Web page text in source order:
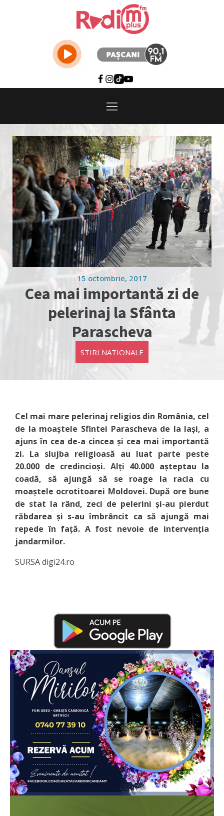
15 octombrie, 2017
Cea mai importantă zi de
pelerinaj la Sfânta
Parascheva
STIRI NATIONALE
Cel mai mare pelerinaj religios din România, cel
de la moaştele Sfintei Parascheva de la Iaşi, a
ajuns în cea de-a cincea şi cea mai importantă
zi. La slujba religioasă au luat parte peste
20.000 de credincioşi. Alţi 40.000 aşteptau la
coadă, să ajungă să se roage la racla cu
moaştele ocrotitoarei Moldovei. După ore bune
de stat la rând, zeci de pelerini şi-au pierdut
răbdarea şi s-au îmbrâncit ca să ajungă mai
repede în faţă. A fost nevoie de intervenţia
jandarmilor.
SURSA digi24.ro